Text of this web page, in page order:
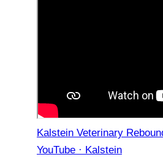
Kalstein Veterinary
YouTube · Kalstein